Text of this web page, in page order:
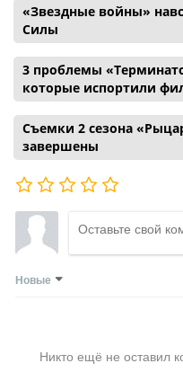
«Звездные войны»
Силы
3 проблемы
которые испортили
Съемки 2 сезона
завершены
Новые
Никто ещё не оставил